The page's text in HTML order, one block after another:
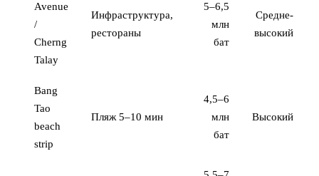
Avenue
/
Cherng
Talay
Инфраструктура,
рестораны
5–6,5
млн
бат
Средне-
высокий
Bang
Tao
beach
strip
Пляж 5–10 мин
4,5–6
млн
бат
Высокий